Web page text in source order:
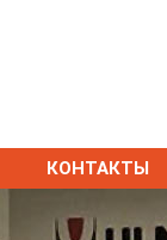
КОНТАКТЫ